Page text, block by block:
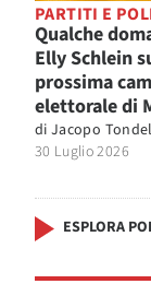
PARTITI E
Qualche
Elly Schlein
prossima
elettorale di
di Jacopo
30 Luglio 2026
ESPLORA